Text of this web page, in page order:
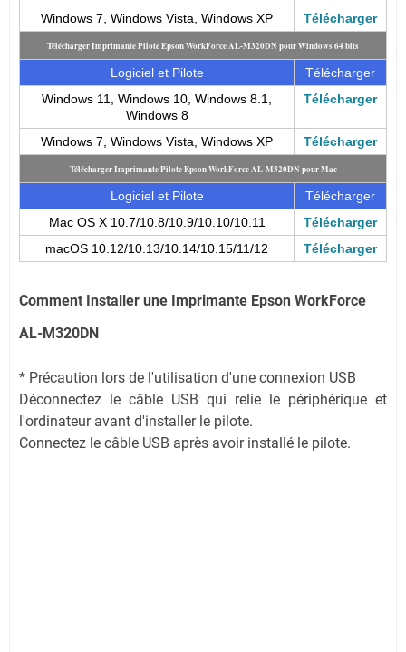
Windows 7, Windows Vista, Windows XP Télécharger
Télécharger Imprimante Pilote Epson WorkForce AL-M320DN pour Windows 64 bits
Logiciel et Pilote
Télécharger
Windows 11, Windows 10, Windows 8.1,
Windows 8
Télécharger
Windows 7, Windows Vista, Windows XP Télécharger
Télécharger Imprimante Pilote Epson WorkForce AL-M320DN pour Mac
Logiciel et Pilote
Télécharger
Mac OS X 10.7/10.8/10.9/10.10/10.11
Télécharger
macOS 10.12/10.13/10.14/10.15/11/12
Télécharger
Comment Installer une Imprimante Epson WorkForce
AL-M320DN
* Précaution lors de l'utilisation d'une connexion USB
Déconnectez le câble USB qui relie le périphérique et
l'ordinateur avant d'installer le pilote.
Connectez le câble USB après avoir installé le pilote.